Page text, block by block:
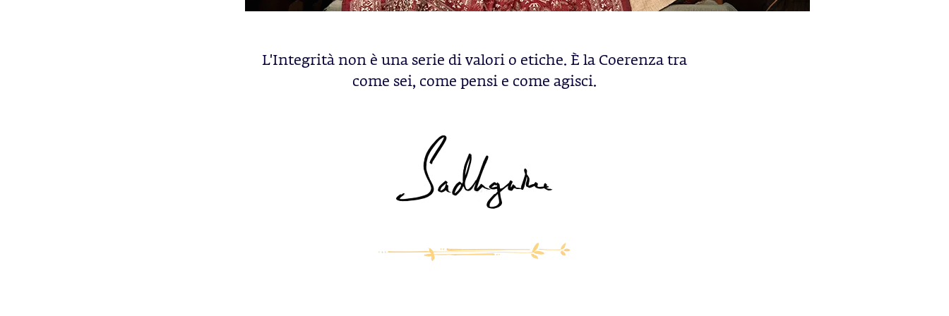
L'Integrità non è una serie di valori o etiche. È la Coerenza tra
come sei, come pensi e come agisci.